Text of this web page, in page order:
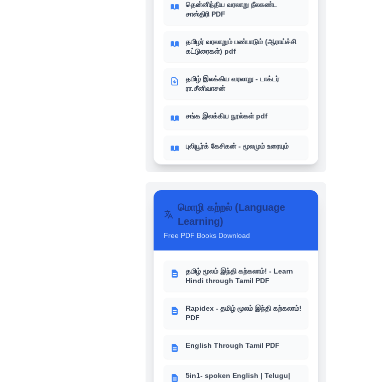
தென்னிந்திய வரலாறு நீலகண்ட
சாஸ்திரி PDF
தமிழர் வரலாறும் பண்பாடும் (ஆராய்ச்சி
கட்டுரைகள்) pdf
தமிழ் இலக்கிய வரலாறு - டாக்டர்
ரா.சீனிவாசன்
சங்க இலக்கிய நூல்கள் pdf
புலியூர்க் கேசிகன் - மூலமும் உரையும்
உங்களுக்கு தெரியுமா? - 6th-12th
School books வரலாறு (History)
School books பொருளாதாரம்
(Polity)
மொழி கற்றல் (Language
Learning)
Free PDF Books Download
தமிழ் மூலம் இந்தி கற்கலாம்! - Learn
Hindi through Tamil PDF
Rapidex - தமிழ் மூலம் இந்தி கற்கலாம்!
PDF
English Through Tamil PDF
5in1- spoken English | Telugu|